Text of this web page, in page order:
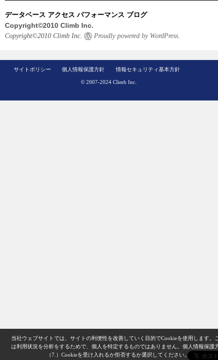
データベース アクセス パフォーマンス ブログ
Copyright©2010 Climb Inc.
Copyright©2010 Climb Inc. Proudly powered by WordPress.
サイトポリシー 個人情報保護方針 情報セキュリティ基本方針
© 2007-2024 Climb Inc.
当社ウェブサイトでは、サイトの利便性を改善していく目的でCookieを使用します。
は利用状況を分析をするためで、個人を特定するものではありません。 個人情報保護
（7.）Cookieを受け入れるか拒否するか選択してください。